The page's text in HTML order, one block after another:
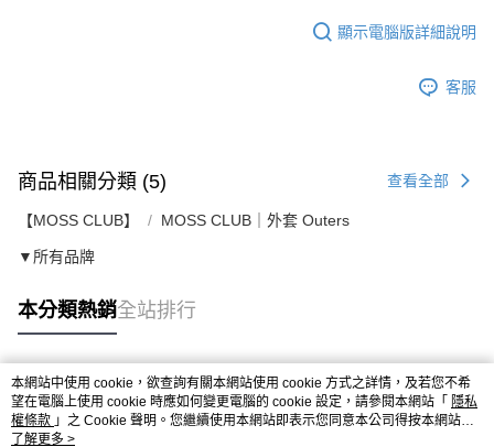
顯示電腦版詳細說明
客服
商品相關分類 (5) 查看全部
【MOSS CLUB】 MOSS CLUB｜外套 Outers
▼所有品牌
本分類熱銷全站排行
熱門標籤
本網站中使用 cookie，欲查詢有關本網站使用 cookie 方式之詳情，及若您不希
望在電腦上使用 cookie 時應如何變更電腦的 cookie 設定，請參閱本網站「 隱私
權條款 」之 Cookie 聲明。您繼續使用本網站即表示您同意本公司得按本網站使
用條款之 Cookie 聲明使用 cookie。
了解更多 >